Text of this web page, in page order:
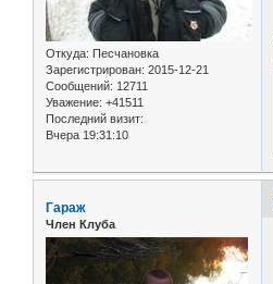
Откуда: Песчановка
Зарегистрирован: 2015-12-21
Сообщений: 12711
Уважение: +41511
Последний визит:
Вчера 19:31:10
Гараж
Член Клуба